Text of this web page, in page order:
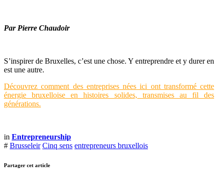
Par Pierre Chaudoir
S’inspirer de Bruxelles, c’est une chose. Y entreprendre et y durer en
est une autre.
Découvrez comment des entreprises nées ici ont transformé cette
énergie bruxelloise en histoires solides, transmises au fil des
générations.
in Entrepreneurship
# Brusseleir Cinq sens entrepreneurs bruxellois
Partager cet article